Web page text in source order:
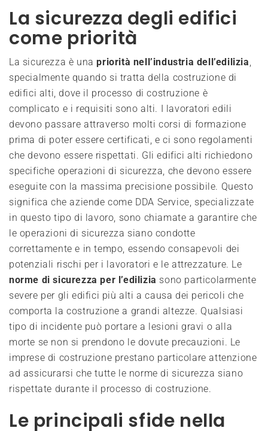
La sicurezza degli edifici
come priorità
La sicurezza è unapriorità nell’industria dell’edilizia,
specialmente quando si tratta della costruzione di
edifici alti, dove il processo di costruzione è
complicato e i requisiti sono alti. I lavoratori edili
devono passare attraverso molti corsi di formazione
prima di poter essere certificati, e ci sono regolamenti
che devono essere rispettati. Gli edifici alti richiedono
specifiche operazioni di sicurezza, che devono essere
eseguite con la massima precisione possibile. Questo
significa che aziende come DDA Service, specializzate
in questo tipo di lavoro, sono chiamate a garantire che
le operazioni di sicurezza siano condotte
correttamente e in tempo, essendo consapevoli dei
potenziali rischi per i lavoratori e le attrezzature. Le
norme di sicurezza per l’edilizia sono particolarmente
severe per gli edifici più alti a causa dei pericoli che
comporta la costruzione a grandi altezze. Qualsiasi
tipo di incidente può portare a lesioni gravi o alla
morte se non si prendono le dovute precauzioni. Le
imprese di costruzione prestano particolare attenzione
ad assicurarsi che tutte le norme di sicurezza siano
rispettate durante il processo di costruzione.
Le principali sfide nella